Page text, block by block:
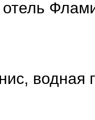
водная